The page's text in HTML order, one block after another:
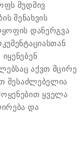
მუდმივ
შენახვის
დანერგვა
აქვთ მცირე
შესაძლებელია
ყველა
და